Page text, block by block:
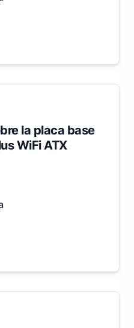
la placa base
WiFi ATX